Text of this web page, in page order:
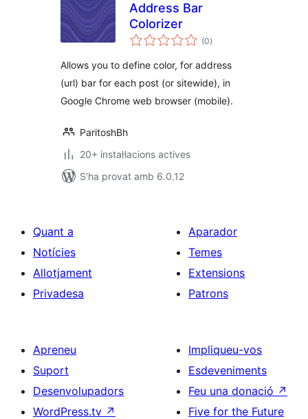
Address Bar
Colorizer
(0puntuacions
totals
)
Allows you to define color, for address
(url) bar for each post (or sitewide), in
Google Chrome web browser (mobile).
ParitoshBh
20+ instal·lacions actives
S'ha provat amb 6.0.12
Quant a
Notícies
Allotjament
Privadesa
Aparador
Temes
Extensions
Patrons
Apreneu
Suport
Desenvolupadors
WordPress.tv ↗
Impliqueu-vos
Esdeveniments
Feu una donació ↗
Five for the Future